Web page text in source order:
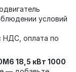
условий
НДС, оплата по
18,5 кВт 1000